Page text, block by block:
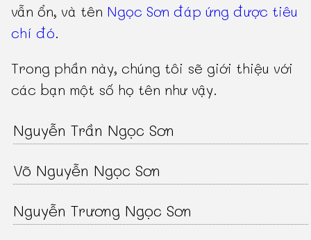
vẫn ổn, và tên Ngọc Sơn đáp ứng được tiêu
chí đó.
Trong phần này, chúng tôi sẽ giới thiệu với
các bạn một số họ tên như vậy.
Nguyễn Trần Ngọc Sơn
Võ Nguyễn Ngọc Sơn
Nguyễn Trương Ngọc Sơn